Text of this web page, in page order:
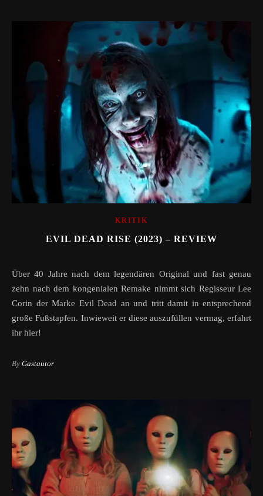
KRITIK
EVIL DEAD RISE (2023) – REVIEW
Über 40 Jahre nach dem legendären Original und fast genau
zehn nach dem kongenialen Remake nimmt sich Regisseur Lee
Corin der Marke Evil Dead an und tritt damit in entsprechend
große Fußstapfen. Inwieweit er diese auszufüllen vermag, erfahrt
ihr hier!
By Gastautor